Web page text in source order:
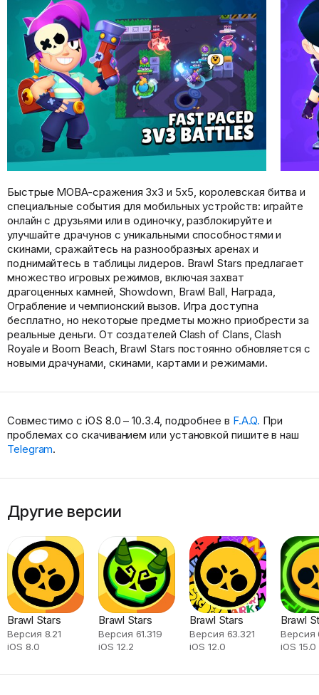
Быстрые MOBA-сражения 3x3 и 5x5, королевская битва и
специальные события для мобильных устройств: играйте
онлайн с друзьями или в одиночку, разблокируйте и
улучшайте драчунов с уникальными способностями и
скинами, сражайтесь на разнообразных аренах и
поднимайтесь в таблицы лидеров. Brawl Stars предлагает
множество игровых режимов, включая захват
драгоценных камней, Showdown, Brawl Ball, Награда,
Ограбление и чемпионский вызов. Игра доступна
бесплатно, но некоторые предметы можно приобрести за
реальные деньги. От создателей Clash of Clans, Clash
Royale и Boom Beach, Brawl Stars постоянно обновляется с
новыми драчунами, скинами, картами и режимами.
Совместимо с iOS 8.0 – 10.3.4, подробнее в F.A.Q. При
проблемах со скачиванием или установкой пишите в наш
Telegram.
Другие версии
Brawl Stars
Версия 8.21
iOS 8.0
Brawl Stars
Версия 61.319
iOS 12.2
Brawl Stars
Версия 63.321
iOS 12.0
Brawl
Версия
iOS 15.0